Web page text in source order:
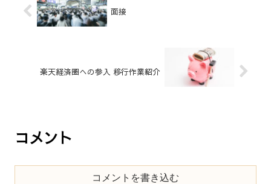
面接
楽天経済圏への参入 移行作業紹介
コメント
コメントを書き込む